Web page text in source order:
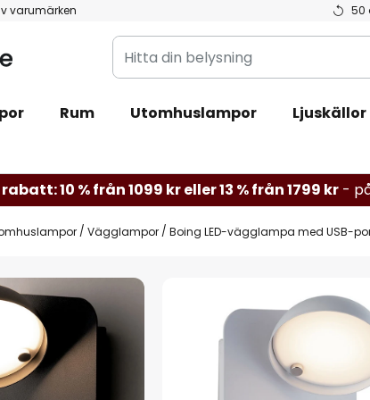
varumärken 50
Hitta
din
Rum Utomhuslampor Ljuskällor
10 % från 1099 kr eller 13 % från 1799 kr -
Vägglampor Boing LED-vägglampa med USB-